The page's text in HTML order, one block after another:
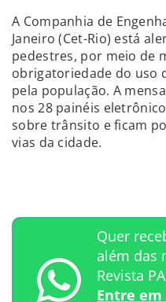
A Companhia de
Janeiro (Cet-Rio) está
pedestres, por meio de
obrigatoriedade do uso
pela população. A
nos 28 painéis
sobre trânsito e ficam
vias da cidade.
Quer
além das
Revista
Entre em